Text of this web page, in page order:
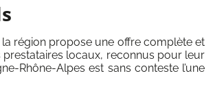
la région propose une offre complète et
locaux, reconnus pour leur
Rhône-Alpes est sans conteste l’une